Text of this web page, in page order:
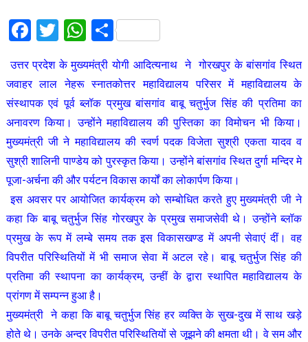
Facebook
Twitter
WhatsApp
Share
उत्तर प्रदेश के मुख्यमंत्री योगी आदित्यनाथ ने गोरखपुर के बांसगांव स्थित
जवाहर लाल नेहरू स्नातकोत्तर महाविद्यालय परिसर में महाविद्यालय के
संस्थापक एवं पूर्व ब्लॉक प्रमुख बांसगांव बाबू चतुर्भुज सिंह की प्रतिमा का
अनावरण किया। उन्होंने महाविद्यालय की पुस्तिका का विमोचन भी किया।
मुख्यमंत्री जी ने महाविद्यालय की स्वर्ण पदक विजेता सुश्री एकता यादव व
सुश्री शालिनी पाण्डेय को पुरस्कृत किया। उन्होंने बांसगांव स्थित दुर्गा मन्दिर मे
पूजा-अर्चना की और पर्यटन विकास कार्यों का लोकार्पण किया।
इस अवसर पर आयोजित कार्यक्रम को सम्बोधित करते हुए मुख्यमंत्री जी ने
कहा कि बाबू चतुर्भुज सिंह गोरखपुर के प्रमुख समाजसेवी थे। उन्होंने ब्लॉक
प्रमुख के रूप में लम्बे समय तक इस विकासखण्ड में अपनी सेवाएं दीं। वह
विपरीत परिस्थितियों में भी समाज सेवा में अटल रहे। बाबू चतुर्भुज सिंह की
प्रतिमा की स्थापना का कार्यक्रम, उन्हीं के द्वारा स्थापित महाविद्यालय के
प्रांगण में सम्पन्न हुआ है।
मुख्यमंत्री ने कहा कि बाबू चतुर्भुज सिंह हर व्यक्ति के सुख-दुख में साथ खड़े
होते थे। उनके अन्दर विपरीत परिस्थितियों से जूझने की क्षमता थी। वे सम और